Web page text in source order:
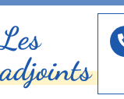
Les
adjoints